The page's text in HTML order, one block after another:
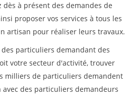
à présent des demandes de
proposer vos services à tous les
artisan pour réaliser leurs travaux.
particuliers demandant des
votre secteur d'activité, trouver
milliers de particuliers demandent
des particuliers demandeurs